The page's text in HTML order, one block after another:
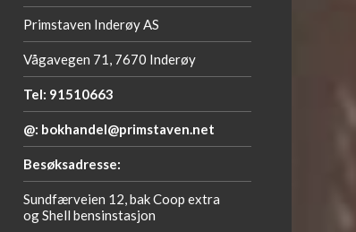
Primstaven Inderøy AS
Vågavegen 71, 7670 Inderøy
Tel: 91510663
@: bokhandel@primstaven.net
Besøksadresse:
Sundfærveien 12, bak Coop extra
og Shell bensinstasjon